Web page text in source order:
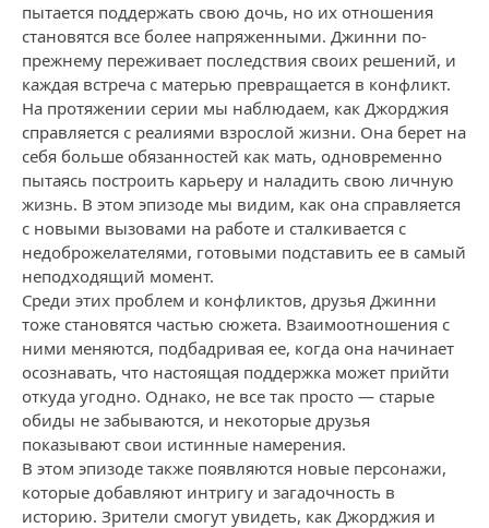
пытается поддержать свою дочь, но их отношения
становятся все более напряженными. Джинни по-
прежнему переживает последствия своих решений, и
каждая встреча с матерью превращается в конфликт.
На протяжении серии мы наблюдаем, как Джорджия
справляется с реалиями взрослой жизни. Она берет на
себя больше обязанностей как мать, одновременно
пытаясь построить карьеру и наладить свою личную
жизнь. В этом эпизоде мы видим, как она справляется
с новыми вызовами на работе и сталкивается с
недоброжелателями, готовыми подставить ее в самый
неподходящий момент.
Среди этих проблем и конфликтов, друзья Джинни
тоже становятся частью сюжета. Взаимоотношения с
ними меняются, подбадривая ее, когда она начинает
осознавать, что настоящая поддержка может прийти
откуда угодно. Однако, не все так просто — старые
обиды не забываются, и некоторые друзья
показывают свои истинные намерения.
В этом эпизоде также появляются новые персонажи,
которые добавляют интригу и загадочность в
историю. Зрители смогут увидеть, как Джорджия и